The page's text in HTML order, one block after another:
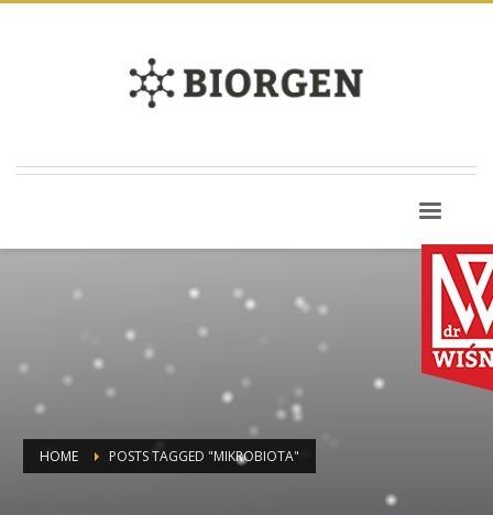
HOME POSTS TAGGED "MIKROBIOTA"